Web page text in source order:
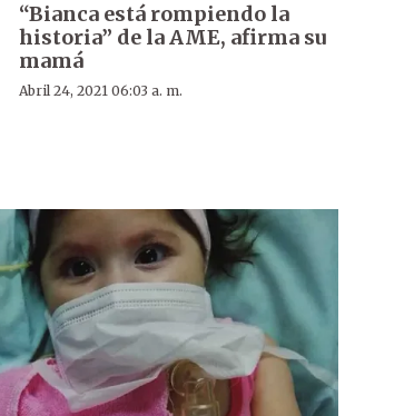
“Bianca está rompiendo la
historia” de la AME, afirma su
mamá
Abril 24, 2021 06:03 a. m.